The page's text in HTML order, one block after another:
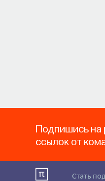
Подпишись на
ссылок от
Стать